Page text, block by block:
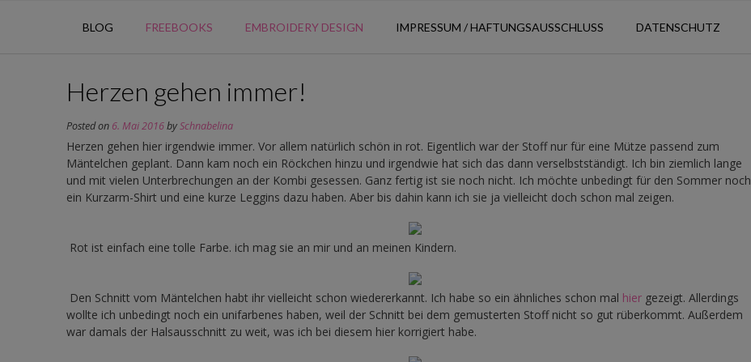
BLOG FREEBOOKS EMBROIDERY DESIGN IMPRESSUM / HAFTUNGSAUSSCHLUSS DATENSCHUTZ
Herzen gehen immer!
Posted on 6. Mai 2016bySchnabelina
Herzen gehen hier irgendwie immer. Vor allem natürlich schön in rot. Eigentlich war der Stoff nur für eine Mütze passend zum
Mäntelchen geplant. Dann kam noch ein Röckchen hinzu und irgendwie hat sich das dann verselbstständigt. Ich bin ziemlich lange
und mit vielen Unterbrechungen an der Kombi gesessen. Ganz fertig ist sie noch nicht. Ich möchte unbedingt für den Sommer noch
ein Kurzarm-Shirt und eine kurze Leggins dazu haben. Aber bis dahin kann ich sie ja vielleicht doch schon mal zeigen.
Rot ist einfach eine tolle Farbe. ich mag sie an mir und an meinen Kindern.
Den Schnitt vom Mäntelchen habt ihr vielleicht schon wiedererkannt. Ich habe so ein ähnliches schon mal hier gezeigt. Allerdings
wollte ich unbedingt noch ein unifarbenes haben, weil der Schnitt bei dem gemusterten Stoff nicht so gut rüberkommt. Außerdem
war damals der Halsausschnitt zu weit, was ich bei diesem hier korrigiert habe.